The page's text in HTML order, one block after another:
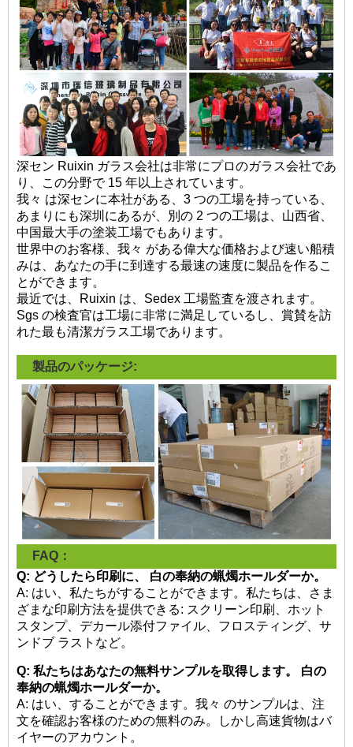
深セン Ruixin ガラス会社は非常にプロのガラス会社であ
り、この分野で 15 年以上されています。
我々 は深センに本社がある、3 つの工場を持っている、
あまりにも深圳にあるが、別の 2 つの工場は、山西省、
中国最大手の塗装工場でもあります。
世界中のお客様、我々 がある偉大な価格および速い船積
みは、あなたの手に到達する最速の速度に製品を作るこ
とができます。
最近では、Ruixin は、Sedex 工場監査を渡されます。
Sgs の検査官は工場に非常に満足しているし、賞賛を訪
れた最も清潔ガラス工場であります。
製品のパッケージ:
FAQ：
Q: どうしたら印刷に、
白の奉納の蝋燭ホールダーか。
A: はい、私たちがすることができます。私たちは、さま
ざまな印刷方法を提供できる: スクリーン印刷、ホット
スタンプ、デカール添付ファイル、フロスティング、サ
ンドブ ラストなど。
Q: 私たちはあなたの無料サンプルを取得します。
白の
奉納の蝋燭ホールダーか。
A: はい、することができます。我々 のサンプルは、注
文を確認お客様のための無料のみ。しかし高速貨物はバ
イヤーのアカウント。